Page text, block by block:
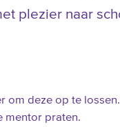
plezier naar
om deze op te
mentor praten.